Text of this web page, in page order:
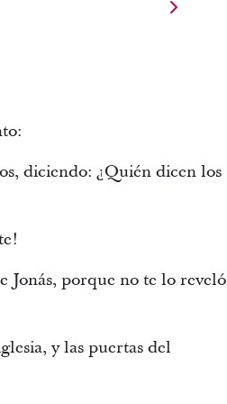
diciendo: ¿Quién dicen los
Jonás, porque no te lo reveló
y las puertas del